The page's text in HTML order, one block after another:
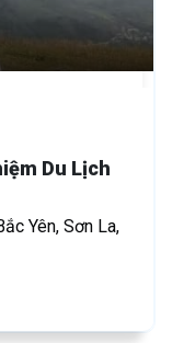
Du Lịch
Yên, Sơn La,